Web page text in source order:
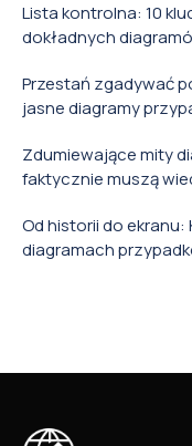
Lista kontrolna: 10
dokładnych
Przestań zgadywać
jasne diagramy
Zdumiewające mity
faktycznie muszą
Od historii do
diagramach